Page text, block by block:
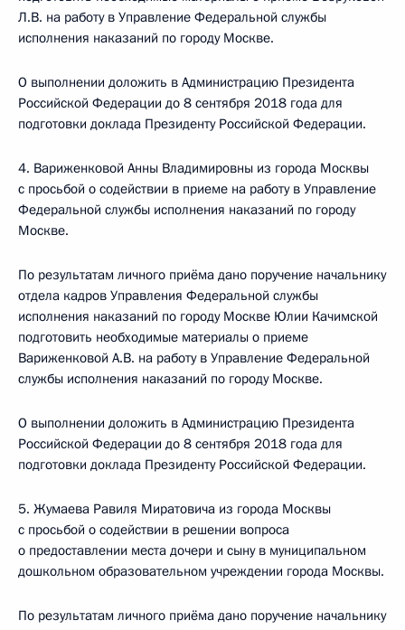
Л.В. на работу в Управление Федеральной службы
исполнения наказаний по городу Москве.
О выполнении доложить в Администрацию Президента
Российской Федерации до 8 сентября 2018 года для
подготовки доклада Президенту Российской Федерации.
4. Вариженковой Анны Владимировны из города Москвы
с просьбой о содействии в приеме на работу в Управление
Федеральной службы исполнения наказаний по городу
Москве.
По результатам личного приёма дано поручение начальнику
отдела кадров Управления Федеральной службы
исполнения наказаний по городу Москве Юлии Качимской
подготовить необходимые материалы о приеме
Вариженковой А.В. на работу в Управление Федеральной
службы исполнения наказаний по городу Москве.
О выполнении доложить в Администрацию Президента
Российской Федерации до 8 сентября 2018 года для
подготовки доклада Президенту Российской Федерации.
5. Жумаева Равиля Миратовича из города Москвы
с просьбой о содействии в решении вопроса
о предоставлении места дочери и сыну в муниципальном
дошкольном образовательном учреждении города Москвы.
По результатам личного приёма дано поручение начальнику